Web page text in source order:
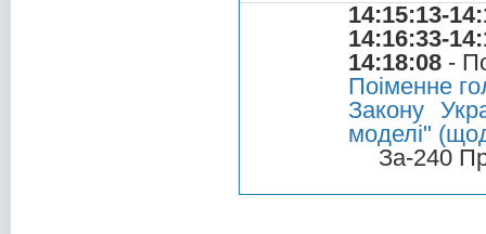
14:15:13-
14:16:33-
14:18:08 -
Поіменне
Закону
моделі"
За-240